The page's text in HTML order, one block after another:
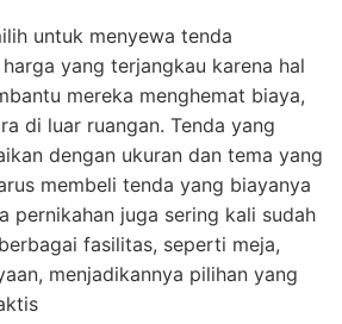
untuk menyewa tenda
yang terjangkau karena hal
mereka menghemat biaya,
di luar ruangan. Tenda yang
dengan ukuran dan tema yang
membeli tenda yang biayanya
pernikahan juga sering kali sudah
fasilitas, seperti meja,
menjadikannya pilihan yang